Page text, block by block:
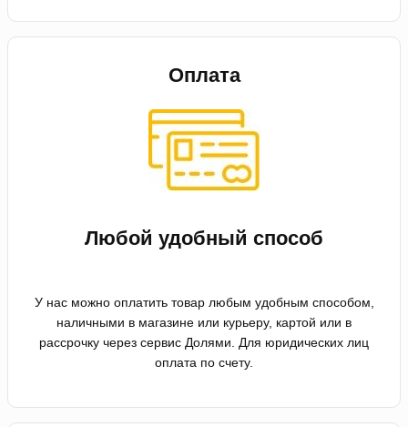
Оплата
Любой удобный способ
У нас можно оплатить товар любым удобным способом,
наличными в магазине или курьеру, картой или в
рассрочку через сервис Долями. Для юридических лиц
оплата по счету.